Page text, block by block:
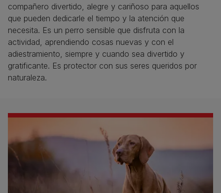
compañero divertido, alegre y cariñoso para aquellos
que pueden dedicarle el tiempo y la atención que
necesita. Es un perro sensible que disfruta con la
actividad, aprendiendo cosas nuevas y con el
adiestramiento, siempre y cuando sea divertido y
gratificante. Es protector con sus seres queridos por
naturaleza.